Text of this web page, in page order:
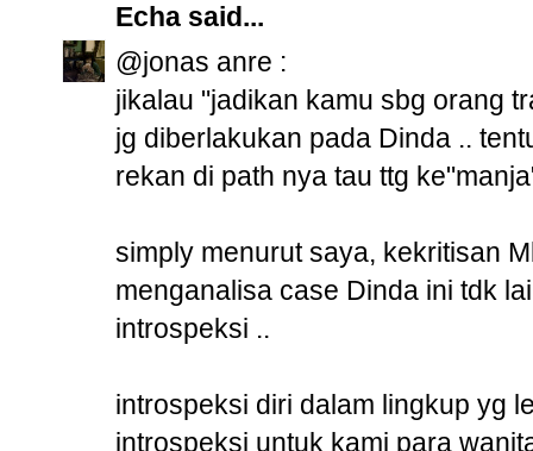
Echa said...
@jonas anre :
jikalau "jadikan kamu sbg orang
jg diberlakukan pada Dinda ..
rekan di path nya tau ttg
simply menurut saya, kekritisan
menganalisa case Dinda ini tdk
introspeksi ..
introspeksi diri dalam lingkup yg
introspeksi untuk kami para